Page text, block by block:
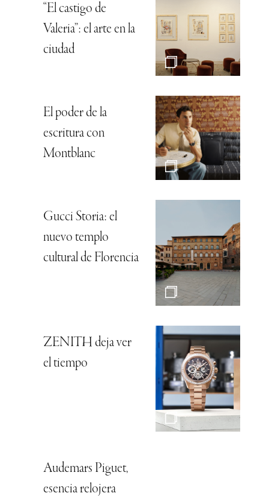
“El castigo de
Valeria”: el arte en la
ciudad
El poder de la
escritura con
Montblanc
Gucci Storia: el
nuevo templo
cultural de Florencia
ZENITH deja ver
el tiempo
Audemars Piguet,
esencia relojera